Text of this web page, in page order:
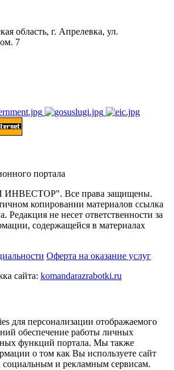
область, г. Апрелевка, ул.
7
портала
Все права защищены.
копировании материалов ссылка
Редакция не несет ответственности за
содержащейся в материалах
Оферта на оказание услуг
сайта: komandarazrabotki.ru
для персонализации отображаемого
обеспечение работы личных
функций портала. Мы также
о том как Вы используете сайт
социальным и рекламным сервисам.